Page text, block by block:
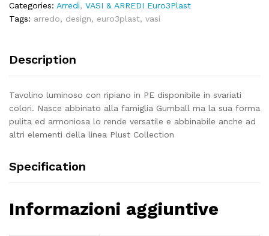
Categories: Arredi, VASI & ARREDI Euro3Plast
Tags: arredo, design, euro3plast, vasi
Description
Tavolino luminoso con ripiano in PE disponibile in svariati
colori. Nasce abbinato alla famiglia Gumball ma la sua forma
pulita ed armoniosa lo rende versatile e abbinabile anche ad
altri elementi della linea Plust Collection
Specification
Informazioni aggiuntive